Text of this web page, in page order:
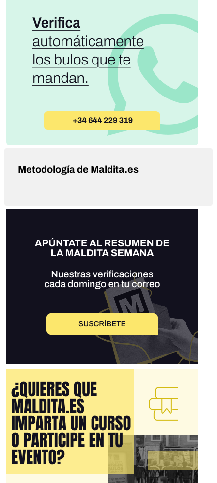
Metodología de Maldita.es